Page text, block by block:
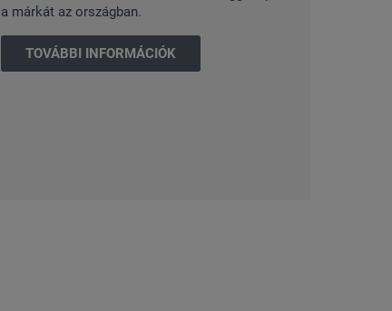
a márkát az országban.
TOVÁBBI INFORMÁCIÓK